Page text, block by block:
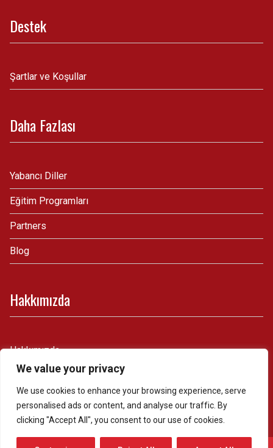
We value your privacy
We use cookies to enhance your browsing experience, serve
personalised ads or content, and analyse our traffic. By
clicking "Accept All", you consent to our use of cookies.
Destek
Şartlar ve Koşullar
Daha Fazlası
Yabancı Diller
Eğitim Programları
Partners
Blog
Hakkımızda
Hakkımızda
İletişim
Whatsapp & Telefon